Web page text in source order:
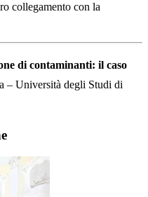
collegamento con la
di contaminanti: il caso
– Università degli Studi di